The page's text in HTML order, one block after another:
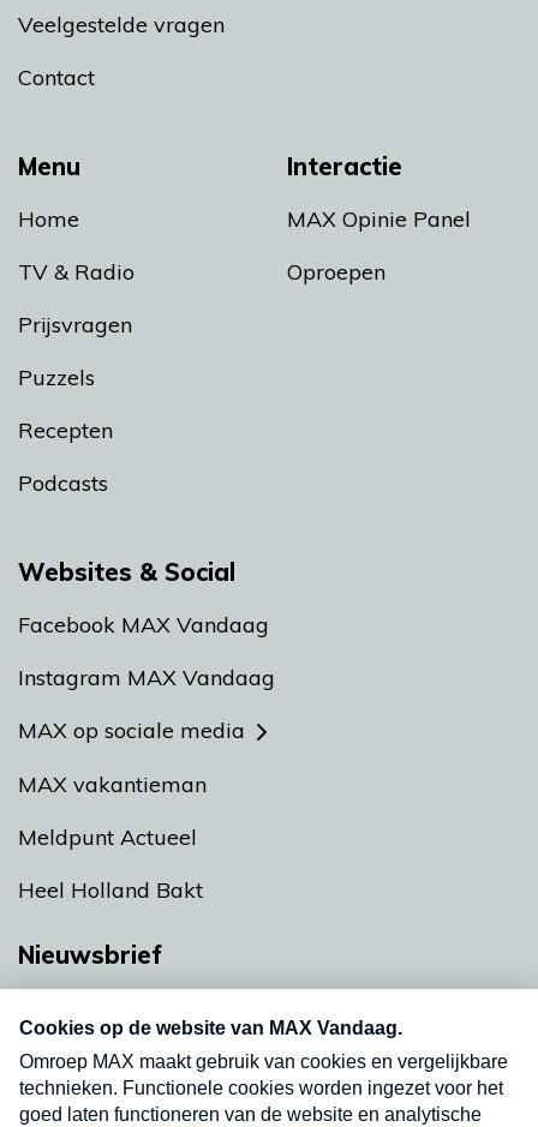
Menu
Home
TV & Radio
Prijsvragen
Puzzels
Recepten
Podcasts
Interactie
MAX Opinie Panel
Oproepen
Veelgestelde vragen
Contact
Websites & Social
Facebook MAX Vandaag
Instagram MAX Vandaag
MAX op sociale media
MAX vakantieman
Meldpunt Actueel
Heel Holland Bakt
Nieuwsbrief
nieuwsbrief. Elke vrijdag- en dinsdagochtend in
uw mailbox.